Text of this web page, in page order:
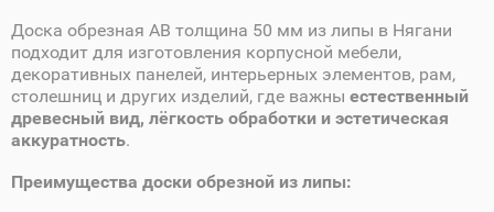
Доска обрезная AB толщина 50 мм из липы в Нягани
подходит для изготовления корпусной мебели,
декоративных панелей, интерьерных элементов, рам,
столешниц и других изделий, где важны естественный
древесный вид, лёгкость обработки и эстетическая
аккуратность.
Преимущества доски обрезной из липы: